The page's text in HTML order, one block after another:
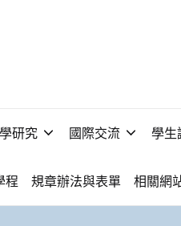
研究 國際交流 學生
程 規章辦法與表單 相關網